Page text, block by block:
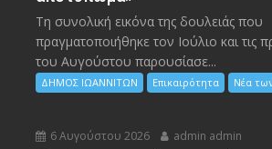
Τη συνολική εικόνα της δουλειάς που
πραγματοποιήθηκε τον Ιούλιο και τις
του Αυγούστου παρουσίασε...
ΔΗΜΟΣ ΙΩΑΝΝΙΤΩΝ Επικαιρότητα Νέα
6 Αυγούστου 2026 admin admin